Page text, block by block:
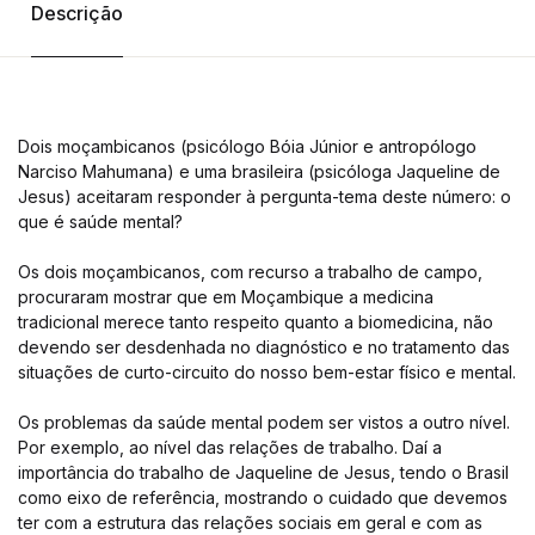
Descrição
Dois moçambicanos (psicólogo Bóia Júnior e antropólogo
Narciso Mahumana) e uma brasileira (psicóloga Jaqueline de
Jesus) aceitaram responder à pergunta-tema deste número: o
que é saúde mental?
Os dois moçambicanos, com recurso a trabalho de campo,
procuraram mostrar que em Moçambique a medicina
tradicional merece tanto respeito quanto a biomedicina, não
devendo ser desdenhada no diagnóstico e no tratamento das
situações de curto-circuito do nosso bem-estar físico e mental.
Os problemas da saúde mental podem ser vistos a outro nível.
Por exemplo, ao nível das relações de trabalho. Daí a
importância do trabalho de Jaqueline de Jesus, tendo o Brasil
como eixo de referência, mostrando o cuidado que devemos
ter com a estrutura das relações sociais em geral e com as